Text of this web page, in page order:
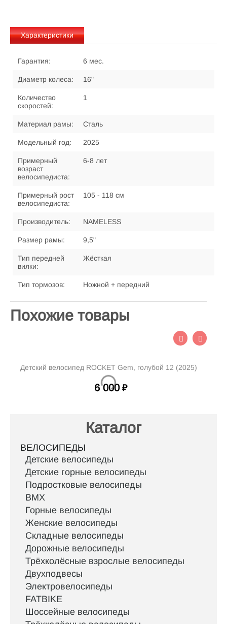
Характеристики
Гарантия: 6 мес.
Диаметр колеса: 16"
Количество
скоростей:
1
Материал рамы: Сталь
Модельный год: 2025
Примерный
возраст
велосипедиста:
6-8 лет
Примерный рост
велосипедиста:
105 - 118 см
Производитель: NAMELESS
Размер рамы: 9,5"
Тип передней
вилки:
Жёсткая
Тип тормозов: Ножной + передний
Похожие товары
Детский велосипед ROCKET Gem, голубой 12 (2025)
6 000 ₽
Каталог
ВЕЛОСИПЕДЫ
Детские велосипеды
Детские горные велосипеды
Подростковые велосипеды
BMX
Горные велосипеды
Женские велосипеды
Складные велосипеды
Дорожные велосипеды
Трёхколёсные взрослые велосипеды
Двухподвесы
Электровелосипеды
FATBIKE
Шоссейные велосипеды